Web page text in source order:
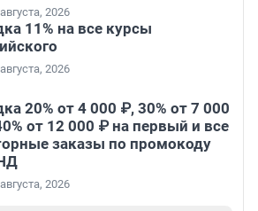
2026
11% на все курсы
2026
20% от 4 000 ₽, 30% от 7 000
от 12 000 ₽ на первый и все
заказы по промокоду
2026